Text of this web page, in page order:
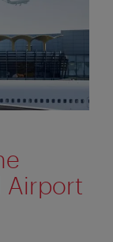
Airport